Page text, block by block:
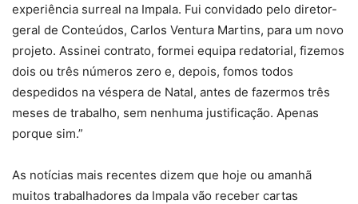
experiência surreal na Impala. Fui convidado pelo diretor-
geral de Conteúdos, Carlos Ventura Martins, para um novo
projeto. Assinei contrato, formei equipa redatorial, fizemos
dois ou três números zero e, depois, fomos todos
despedidos na véspera de Natal, antes de fazermos três
meses de trabalho, sem nenhuma justificação. Apenas
porque sim.”
As notícias mais recentes dizem que hoje ou amanhã
muitos trabalhadores da Impala vão receber cartas